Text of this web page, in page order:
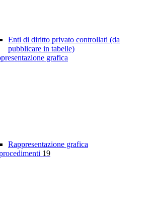
Enti di diritto privato controllati (da
pubblicare in tabelle)
grafica
Rappresentazione grafica
19